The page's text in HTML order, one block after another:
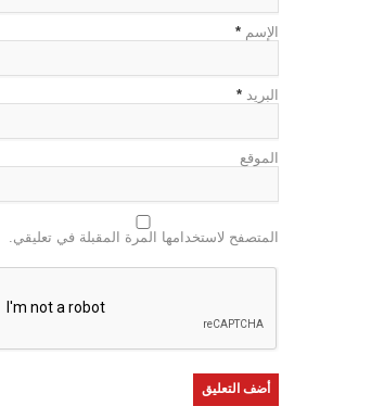
الإسم *
البريد *
الموقع
المتصفح لاستخدامها المرة المقبلة في تعليقي.